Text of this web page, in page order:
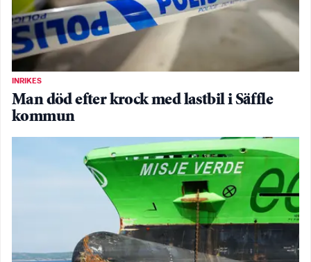
INRIKES
Man död efter krock med lastbil i Säffle
kommun